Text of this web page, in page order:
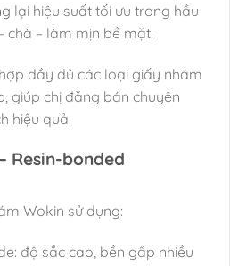
lại hiệu suất tối ưu trong hầu
chà – làm mịn bề mặt.
đầy đủ các loại giấy nhám
giúp chị đăng bán chuyên
hiệu quả.
Resin-bonded
Wokin sử dụng:
độ sắc cao, bền gấp nhiều